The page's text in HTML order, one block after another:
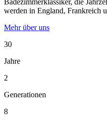
werden in England, Frankreich
Mehr über uns
30
Jahre
2
Generationen
8